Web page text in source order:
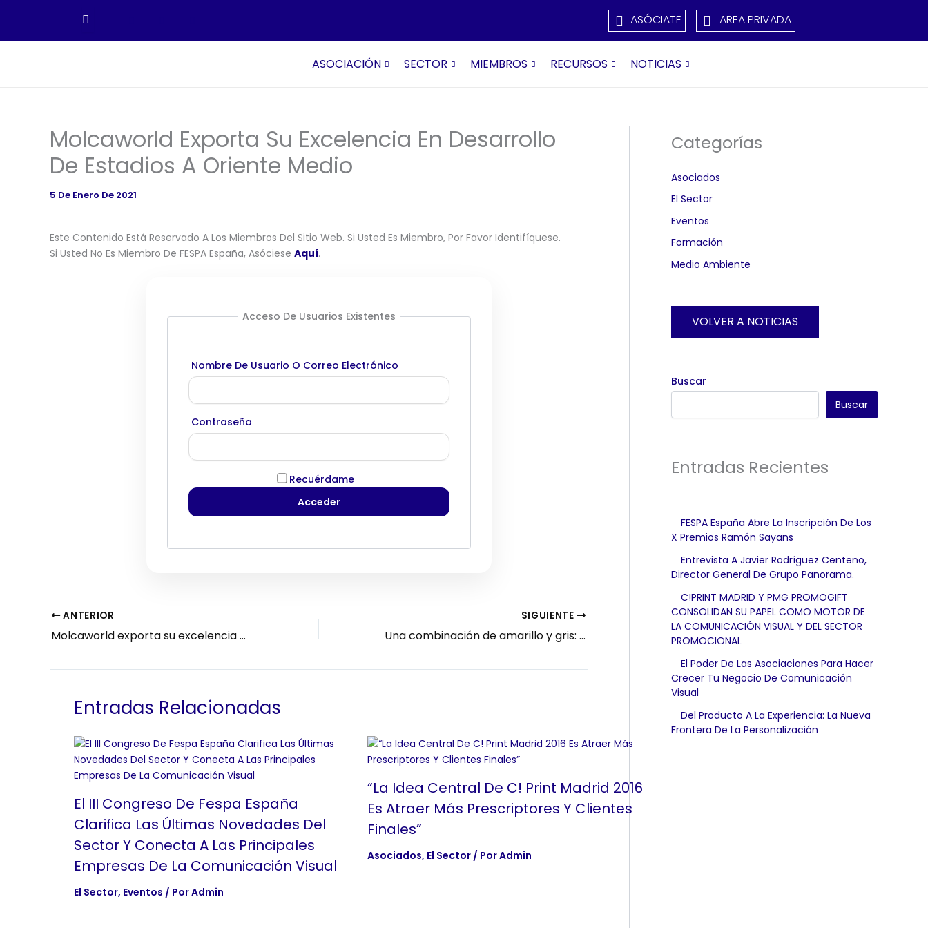
Contenido
ASÓCIATE AREA PRIVADA
ASOCIACIÓN SECTOR MIEMBROS RECURSOS NOTICIAS
Molcaworld Exporta Su Excelencia En Desarrollo
De Estadios A Oriente Medio
5 De Enero De 2021
Este Contenido Está Reservado A Los Miembros Del Sitio Web. Si Usted Es Miembro, Por Favor Identifíquese.
Si Usted No Es Miembro De FESPA España, Asóciese Aquí.
Acceso De Usuarios Existentes
Nombre De Usuario O Correo Electrónico
Contraseña
Recuérdame
ANTERIOR
Molcaworld exporta su excelencia en desarrollo de estadios a Oriente Medio
SIGUIENTE
Una combinación de amarillo y gris: los colores del año 2021 para Pantone
Entradas Relacionadas
El III Congreso De Fespa España
Clarifica Las Últimas Novedades Del
Sector Y Conecta A Las Principales
Empresas De La Comunicación Visual
El Sector, Eventos / PorAdmin
“La Idea Central De C! Print Madrid 2016
Es Atraer Más Prescriptores Y Clientes
Finales”
Asociados, El Sector / PorAdmin
Categorías
Asociados
El Sector
Eventos
Formación
Medio Ambiente
VOLVER A NOTICIAS
Buscar
Buscar
Entradas Recientes
FESPA España Abre La Inscripción De Los
X Premios Ramón Sayans
Entrevista A Javier Rodríguez Centeno,
Director General De Grupo Panorama.
C!PRINT MADRID Y PMG PROMOGIFT
CONSOLIDAN SU PAPEL COMO MOTOR DE
LA COMUNICACIÓN VISUAL Y DEL SECTOR
PROMOCIONAL
El Poder De Las Asociaciones Para Hacer
Crecer Tu Negocio De Comunicación
Visual
Del Producto A La Experiencia: La Nueva
Frontera De La Personalización